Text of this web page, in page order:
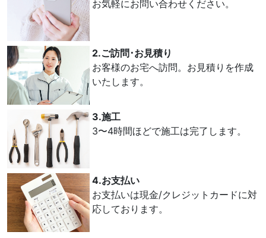
お気軽にお問い合わせください。
2.ご訪問･お見積り
お客様のお宅へ訪問。お見積りを作成
いたします。
3.施工
3〜4時間ほどで施工は完了します。
4.お支払い
お支払いは現金/クレジットカードに対
応しております。